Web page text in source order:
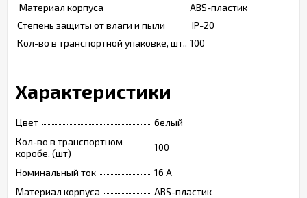
Материал корпуса
ABS-пластик
Степень защиты от влаги и пыли
IP-20
Кол-во в транспортной упаковке, шт.. 100
Характеристики
Цвет
белый
Кол-во в транспортном
коробе, (шт)
100
Номинальный ток
16 A
Материал корпуса
ABS-пластик